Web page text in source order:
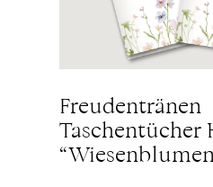
Freudentränen
Taschentücher